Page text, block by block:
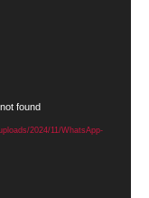
found
2024/11/WhatsApp-